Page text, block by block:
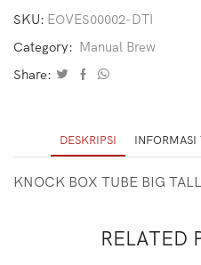
SKU: EOVES00002-DTI
Category: Manual Brew
Share:
DESKRIPSI INFORMASI
KNOCK BOX TUBE BIG TALL
RELATED